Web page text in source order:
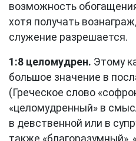
возможность
хотя получать
служение разрешается.
1:8 целомудрен. Этому
большое значение в
(Греческое слово
«целомудренный» в
в девственной или в
также «благоразумный»,